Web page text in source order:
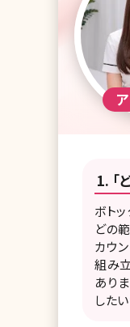
ボト
どの
カウ
組み
あり
した